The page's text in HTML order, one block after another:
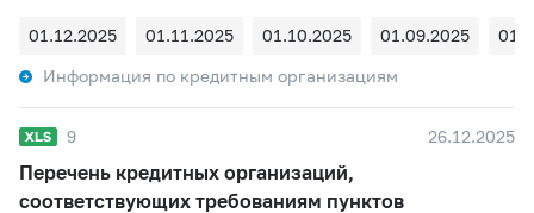
01.12.2025 01.11.2025 01.10.2025 01.09.2025
Информация по кредитным организациям
9 26.12.2025
Перечень кредитных организаций,
соответствующих требованиям пунктов